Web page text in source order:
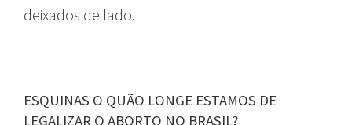
deixados de lado.
ESQUINAS O QUÃO LONGE ESTAMOS DE
LEGALIZAR O ABORTO NO BRASIL?